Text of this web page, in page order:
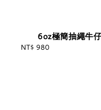
6oz極簡抽繩牛
Regular
NT$ 980